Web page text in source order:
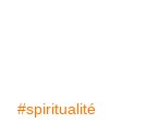
#spiritualité